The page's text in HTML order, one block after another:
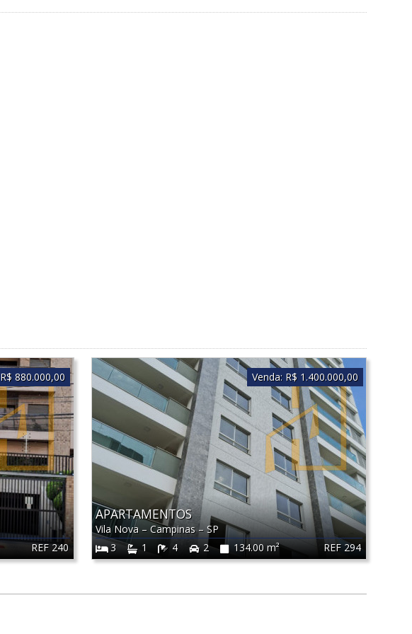
REF 240
R$ 880.000,00
REF 294
APARTAMENTOS
Vila Nova – Campinas– SP
3
1 4 2 134.00 m²
Venda: R$ 1.400.000,00